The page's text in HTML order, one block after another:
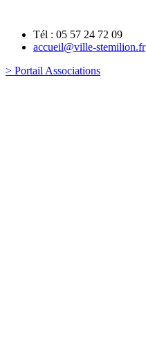
Tél : 05 57 24 72 09
accueil@ville-stemilion.fr
> Portail Associations